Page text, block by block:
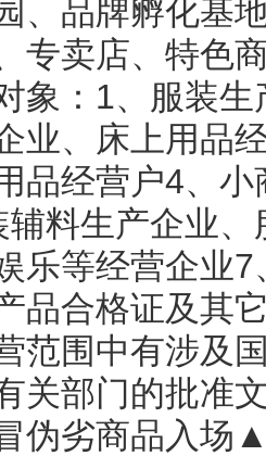
、品牌孵化基
专卖店、特色
：1、服装生
业、床上用品
品经营户4、
料生产企业
乐等经营企业
品合格证及其
范围中有涉及
关部门的批准
伪劣商品入场